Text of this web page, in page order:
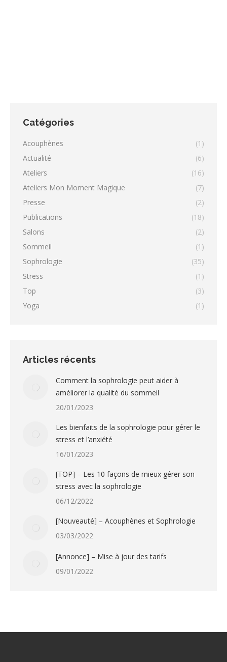
Catégories
Acouphènes
(1)
Actualité
(6)
Ateliers
(16)
Ateliers Mon Moment Magique
(7)
Presse
(2)
Publications
(18)
Salons
(2)
Sommeil
(1)
Sophrologie
(35)
Stress
(1)
Top
(3)
Yoga
(1)
Articles récents
Comment la sophrologie peut aider à
améliorer la qualité du sommeil
20/01/2023
Les bienfaits de la sophrologie pour gérer le
stress et l’anxiété
16/01/2023
[TOP] – Les 10 façons de mieux gérer son
stress avec la sophrologie
06/12/2022
[Nouveauté] – Acouphènes et Sophrologie
03/03/2022
[Annonce] – Mise à jour des tarifs
09/01/2022